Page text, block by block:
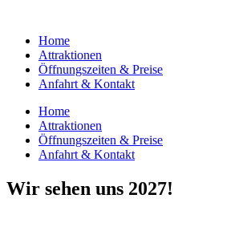
Home
Attraktionen
Öffnungszeiten & Preise
Anfahrt & Kontakt
Home
Attraktionen
Öffnungszeiten & Preise
Anfahrt & Kontakt
Wir sehen uns 2027!